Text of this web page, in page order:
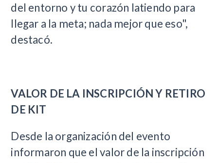
del entorno y tu corazón latiendo para
llegar a la meta; nada mejor que eso",
destacó.
VALOR DE LA INSCRIPCIÓN Y RETIRO
DE KIT
Desde la organización del evento
informaron que el valor de la inscripción